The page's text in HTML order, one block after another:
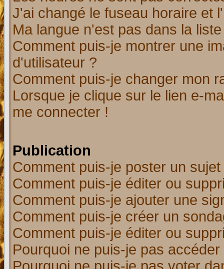
J'ai changé le fuseau horaire et
Ma langue n'est pas dans la
Comment puis-je montrer une
d'utilisateur ?
Comment puis-je changer mon
Lorsque je clique sur le lien e-
me connecter !
Publication
Comment puis-je poster un
Comment puis-je éditer ou
Comment puis-je ajouter une
Comment puis-je créer un
Comment puis-je éditer ou
Pourquoi ne puis-je pas